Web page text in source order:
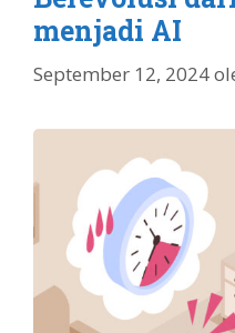
menjadi AI
September 12, 2024